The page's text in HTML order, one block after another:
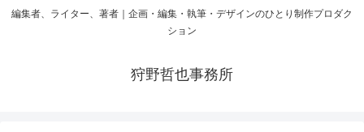
編集者、ライター、著者｜企画・編集・執筆・デザインのひとり制作プロダク
ション
狩野哲也事務所